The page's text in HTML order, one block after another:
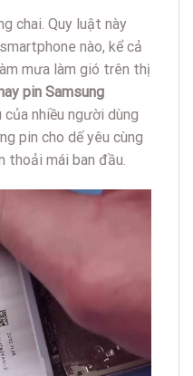
chai. Quy luật này
nào, kể cả
mưa làm gió trên thị
pin Samsung
nhiều người dùng
pin cho dế yêu cùng
thoải mái ban đầu.